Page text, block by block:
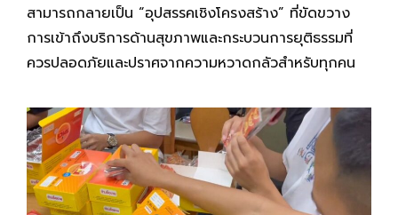
สามารถกลายเป็น “อุปสรรคเชิงโครงสร้าง” ที่ขัดขวาง
การเข้าถึงบริการด้านสุขภาพและกระบวนการยุติธรรมที่
ควรปลอดภัยและปราศจากความหวาดกลัวสำหรับทุกคน